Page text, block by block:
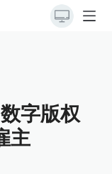
字版权
主